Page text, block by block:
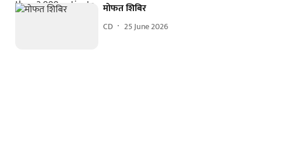
मोफत शिबिर
CD 25 June 2026